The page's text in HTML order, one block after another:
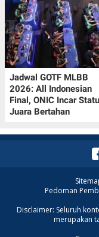
Jadwal GOTF MLBB
2026: All Indonesian
Final, ONIC Incar
Juara Bertahan
Pedoman
Disclaimer: Seluruh
merupakan